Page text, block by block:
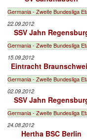
Germania - Zweite Bundesliga
22.09.2012
SSV Jahn
Germania - Zweite Bundesliga
15.09.2012
Eintracht
Germania - Zweite Bundesliga
02.09.2012
SSV Jahn
Germania - Zweite Bundesliga
24.08.2012
Hertha BSC Berlin